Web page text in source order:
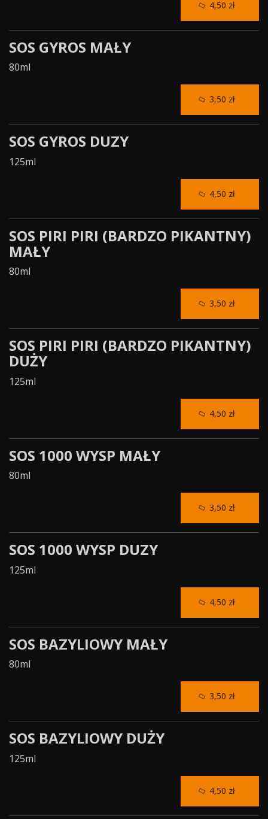
SOS GYROS MAŁY
80ml
SOS GYROS DUZY
125ml
SOS PIRI PIRI (BARDZO PIKANTNY)
MAŁY
80ml
SOS PIRI PIRI (BARDZO PIKANTNY)
DUŻY
125ml
SOS 1000 WYSP MAŁY
80ml
SOS 1000 WYSP DUZY
125ml
SOS BAZYLIOWY MAŁY
80ml
SOS BAZYLIOWY DUŻY
125ml